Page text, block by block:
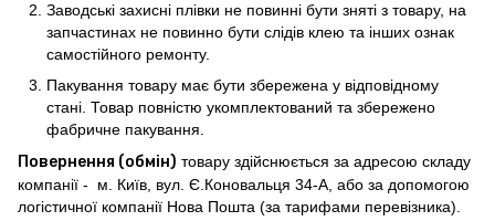
Заводські захисні плівки не повинні бути зняті з товару, на
запчастинах не повинно бути слідів клею та інших ознак
самостійного ремонту.
Пакування товару має бути збережена у відповідному
стані. Товар повністю укомплектований та збережено
фабричне пакування.
Повернення (обмін) товару здійснюється за адресою складу
компанії - м. Київ, вул. Є.Коновальця 34-А, або за допомогою
логістичної компанії Нова Пошта (за тарифами перевізника).